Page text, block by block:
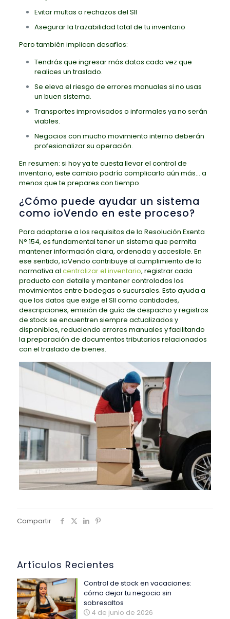
Evitar multas o rechazos del SII
Asegurar la trazabilidad total de tu inventario
Pero también implican desafíos:
Tendrás que ingresar más datos cada vez que
realices un traslado.
Se eleva el riesgo de errores manuales si no usas
un buen sistema.
Transportes improvisados o informales ya no serán
viables.
Negocios con mucho movimiento interno deberán
profesionalizar su operación.
En resumen: si hoy ya te cuesta llevar el control de
inventario, este cambio podría complicarlo aún más… a
menos que te prepares con tiempo.
¿Cómo puede ayudar un sistema
como ioVendo en este proceso?
Para adaptarse a los requisitos de la Resolución Exenta
N° 154, es fundamental tener un sistema que permita
mantener información clara, ordenada y accesible. En
ese sentido, ioVendo contribuye al cumplimiento de la
normativa al centralizar el inventario, registrar cada
producto con detalle y mantener controlados los
movimientos entre bodegas o sucursales. Esto ayuda a
que los datos que exige el SII como cantidades,
descripciones, emisión de guía de despacho y registros
de stock se encuentren siempre actualizados y
disponibles, reduciendo errores manuales y facilitando
la preparación de documentos tributarios relacionados
con el traslado de bienes.
Compartir
Artículos Recientes
Control de stock en vacaciones:
cómo dejar tu negocio sin
sobresaltos
4 de junio de 2026